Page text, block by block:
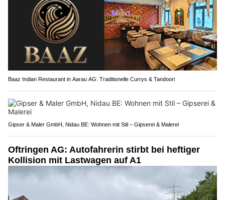
Baaz Indian Restaurant in Aarau AG: Traditionelle Currys & Tandoori
Gipser & Maler GmbH, Nidau BE: Wohnen mit Stil – Gipserei & Malerei
Oftringen AG: Autofahrerin stirbt bei heftiger
Kollision mit Lastwagen auf A1